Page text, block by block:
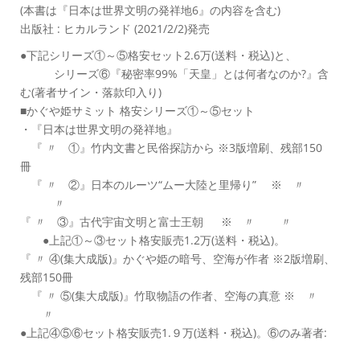
(本書は『日本は世界文明の発祥地6』の内容を含む)
出版社 : ヒカルランド (2021/2/2)発売
●下記シリーズ①～⑤格安セット2.6万(送料・税込)と、
シリーズ⑥『秘密率99%「天皇」とは何者なのか?』含
む(著者サイン・落款印入り)
■かぐや姫サミット 格安シリーズ①～⑤セット
・『日本は世界文明の発祥地』
『 〃 ①』竹内文書と民俗探訪から ※3版増刷、残部150
冊
『 〃 ②』日本のルーツ“ムー大陸と里帰り” ※ 〃
〃
『 〃 ③』古代宇宙文明と富士王朝 ※ 〃 〃
●上記①～③セット格安販売1.2万(送料・税込)。
『 〃 ④(集大成版)』かぐや姫の暗号、空海が作者 ※2版増刷、
残部150冊
『 〃 ⑤(集大成版)』竹取物語の作者、空海の真意 ※ 〃
〃
●上記④⑤⑥セット格安販売1.９万(送料・税込)。⑥のみ著者: